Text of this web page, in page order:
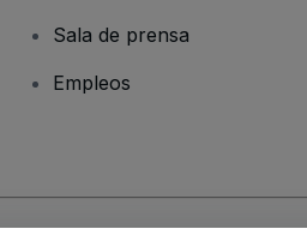
Sala de prensa
Empleos